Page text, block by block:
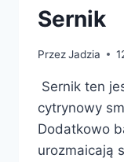
Sernik
PrzezJadzia
Sernik ten
cytrynowy
Dodatkowo
urozmaicają